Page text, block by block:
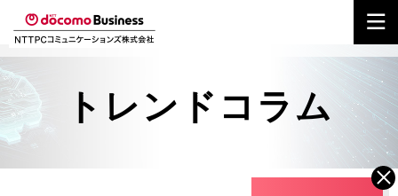
トレンドコラム